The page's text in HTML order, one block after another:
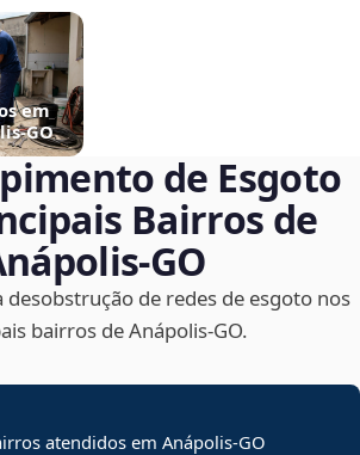
em
de Esgoto
Bairros de
de redes de esgoto nos
bairros de Anápolis‑GO.
atendidos em Anápolis-GO